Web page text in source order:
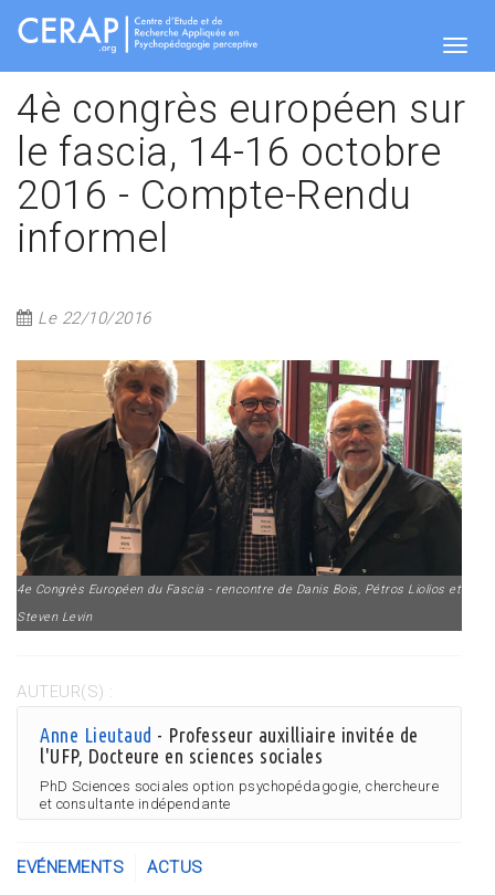
Aller
contenu
principal
4è congrès européen sur
le fascia, 14-16 octobre
2016 - Compte-Rendu
informel
Le 22/10/2016
4e Congrès Européen du Fascia - rencontre de Danis Bois, Pétros Liolios et
Steven Levin
AUTEUR(S) :
Anne Lieutaud - Professeur auxilliaire invitée de
l'UFP, Docteure en sciences sociales
PhD Sciences sociales option psychopédagogie, chercheure
et consultante indépendante
EVÉNEMENTS ACTUS